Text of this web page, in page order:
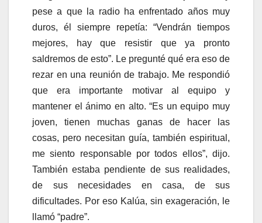
pese a que la radio ha enfrentado años muy
duros, él siempre repetía: “Vendrán tiempos
mejores, hay que resistir que ya pronto
saldremos de esto”. Le pregunté qué era eso de
rezar en una reunión de trabajo. Me respondió
que era importante motivar al equipo y
mantener el ánimo en alto. “Es un equipo muy
joven, tienen muchas ganas de hacer las
cosas, pero necesitan guía, también espiritual,
me siento responsable por todos ellos”, dijo.
También estaba pendiente de sus realidades,
de sus necesidades en casa, de sus
dificultades. Por eso Kalúa, sin exageración, le
llamó “padre”.